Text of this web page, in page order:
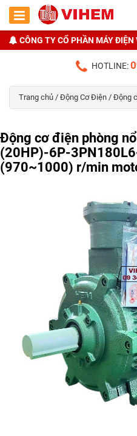
CÔNG TY CỔ PHẦN MÁY ĐIỆN
HOTLINE:
Trang chủ / Động Cơ Điện / Động
Động cơ điện phòng
(20HP)-6P-
(970~1000) r/min